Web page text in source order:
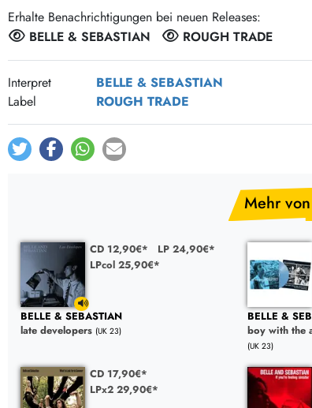
Erhalte Benachrichtigungen bei neuen Releases:
BELLE & SEBASTIAN
ROUGH TRADE
Interpret BELLE & SEBASTIAN
Label
ROUGH TRADE
Mehr
CD 12,90€*
LP 24,90€*
LPcol 25,90€*
BELLE & SEBASTIAN
late developers (UK 23)
BELLE &
boy with the
(UK 23)
CD 17,90€*
LPx2 29,90€*